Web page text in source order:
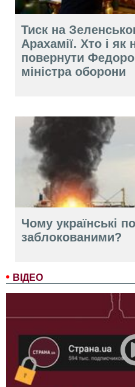
ВІДЕО
Тиск на
Арахамії. Хто і як
повернути
міністра оборони
Чому українські
заблокованими?